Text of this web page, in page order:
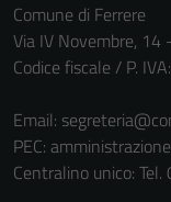
Comune di Ferrere
Via IV Novembre, 14
Codice fiscale / P.
Email:
PEC:
Centralino unico: